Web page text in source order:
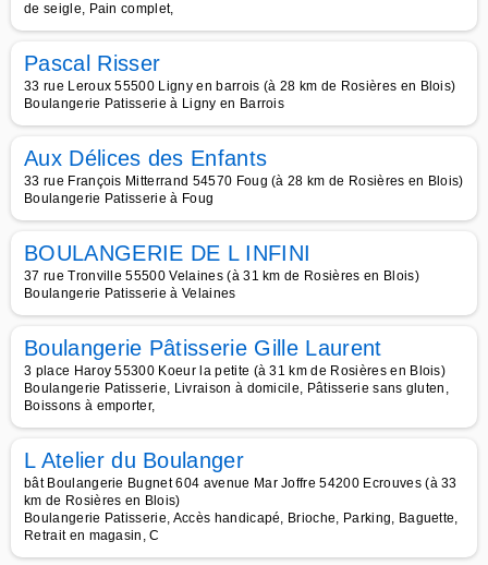
de seigle, Pain complet,
Pascal Risser
33 rue Leroux 55500 Ligny en barrois (à 28 km de Rosières en Blois)
Boulangerie Patisserie à Ligny en Barrois
Aux Délices des Enfants
33 rue François Mitterrand 54570 Foug (à 28 km de Rosières en Blois)
Boulangerie Patisserie à Foug
BOULANGERIE DE L INFINI
37 rue Tronville 55500 Velaines (à 31 km de Rosières en Blois)
Boulangerie Patisserie à Velaines
Boulangerie Pâtisserie Gille Laurent
3 place Haroy 55300 Koeur la petite (à 31 km de Rosières en Blois)
Boulangerie Patisserie, Livraison à domicile, Pâtisserie sans gluten,
Boissons à emporter,
L Atelier du Boulanger
bât Boulangerie Bugnet 604 avenue Mar Joffre 54200 Ecrouves (à 33
km de Rosières en Blois)
Boulangerie Patisserie, Accès handicapé, Brioche, Parking, Baguette,
Retrait en magasin, C